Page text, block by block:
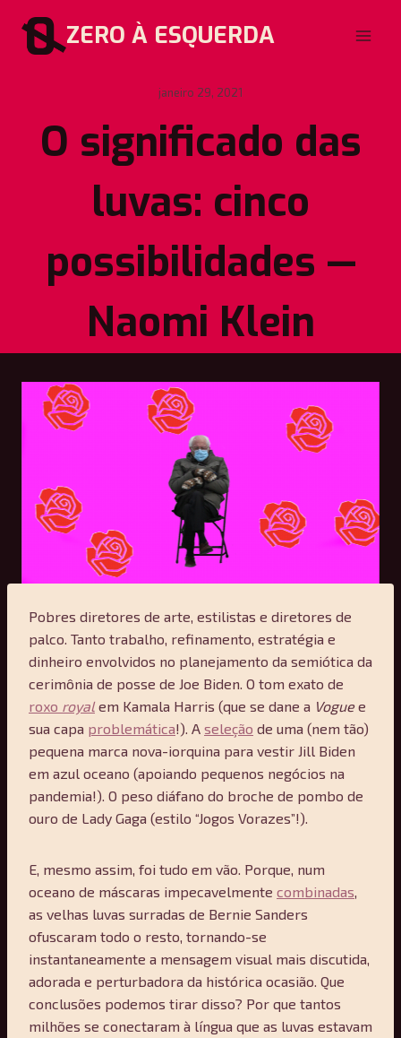
para
ZERO À ESQUERDA
janeiro 29, 2021
O significado das
luvas: cinco
possibilidades —
Naomi Klein
Pobres diretores de arte, estilistas e diretores de
palco. Tanto trabalho, refinamento, estratégia e
dinheiro envolvidos no planejamento da semiótica da
cerimônia de posse de Joe Biden. O tom exato de
roxo royalem Kamala Harris (que se dane a Voguee
sua capa problemática!). A seleção de uma (nem tão)
pequena marca nova-iorquina para vestir Jill Biden
em azul oceano (apoiando pequenos negócios na
pandemia!). O peso diáfano do broche de pombo de
ouro de Lady Gaga (estilo “Jogos Vorazes”!).
E, mesmo assim, foi tudo em vão. Porque, num
oceano de máscaras impecavelmente combinadas
as velhas luvas surradas de Bernie Sanders
ofuscaram todo o resto, tornando-se
instantaneamente a mensagem visual mais discutida,
adorada e perturbadora da histórica ocasião. Que
conclusões podemos tirar disso? Por que tantos
milhões se conectaram à língua que as luvas estavam